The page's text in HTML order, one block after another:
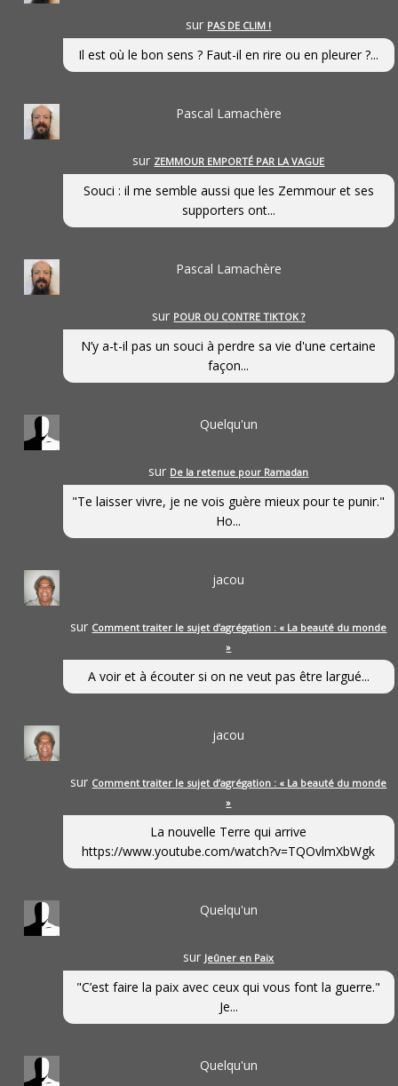
sur PAS DE CLIM !
Il est où le bon sens ? Faut-il en rire ou en pleurer ?...
Pascal Lamachère
sur ZEMMOUR EMPORTÉ PAR LA VAGUE
Souci : il me semble aussi que les Zemmour et ses
supporters ont...
Pascal Lamachère
sur POUR OU CONTRE TIKTOK ?
N’y a-t-il pas un souci à perdre sa vie d'une certaine
façon...
Quelqu'un
sur De la retenue pour Ramadan
"Te laisser vivre, je ne vois guère mieux pour te punir."
Ho...
jacou
sur Comment traiter le sujet d’agrégation : « La beauté du monde
»
A voir et à écouter si on ne veut pas être largué...
jacou
sur Comment traiter le sujet d’agrégation : « La beauté du monde
»
La nouvelle Terre qui arrive
https://www.youtube.com/watch?v=TQOvlmXbWgk
Quelqu'un
sur Jeûner en Paix
"C’est faire la paix avec ceux qui vous font la guerre."
Je...
Quelqu'un